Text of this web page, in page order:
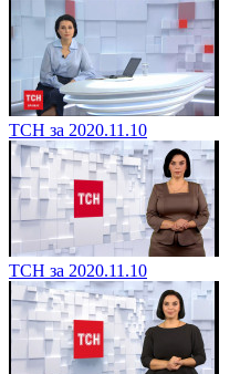
ТСН за 2020.11.10
ТСН за 2020.11.10